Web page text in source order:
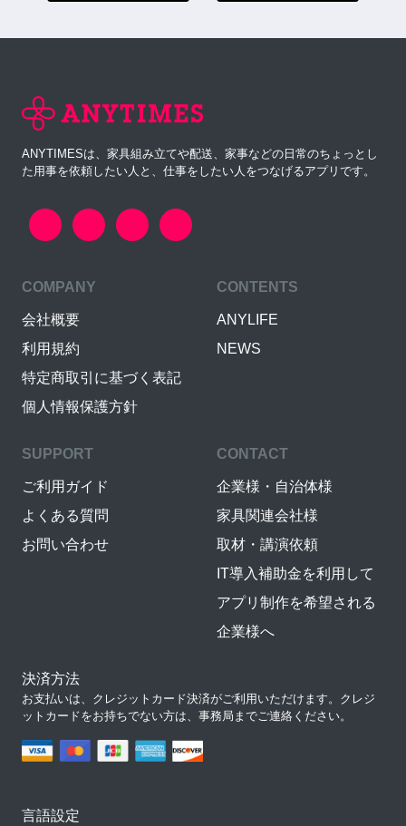
ANYTIMESは、家具組み立てや配送、家事などの日常のちょっとし
た用事を依頼したい人と、仕事をしたい人をつなげるアプリです。
COMPANY
会社概要
利用規約
特定商取引に基づく表記
個人情報保護方針
CONTENTS
ANYLIFE
NEWS
SUPPORT
ご利用ガイド
よくある質問
お問い合わせ
CONTACT
企業様・自治体様
家具関連会社様
取材・講演依頼
IT導入補助金を利用して
アプリ制作を希望される
企業様へ
決済方法
お支払いは、クレジットカード決済がご利用いただけます。クレジ
ットカードをお持ちでない方は、事務局までご連絡ください。
言語設定